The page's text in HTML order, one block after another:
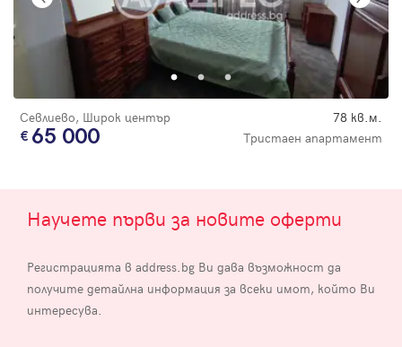
Севлиево, Широк център 78 кв.м.
65 000 Тристаен апартамент
Научете първи за новите оферти
Регистрацията в address.bg Ви дава възможност да
получите детайлна информация за всеки имот, който Ви
интересува.